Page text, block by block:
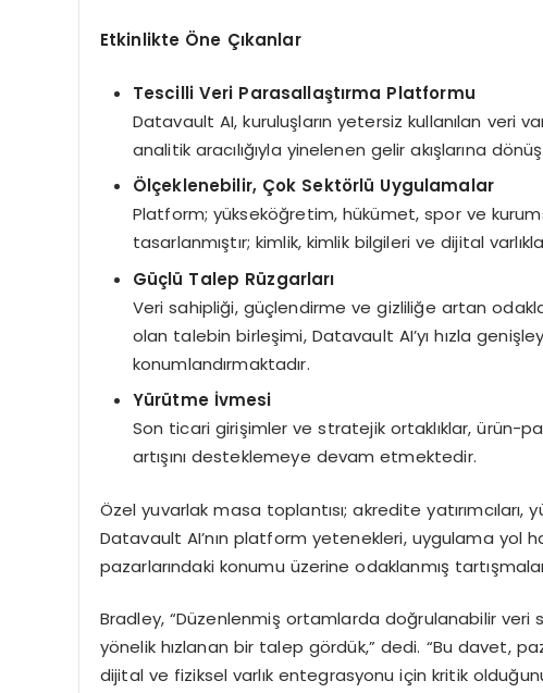
Etkinlikte Öne Çıkanlar
Tescilli Veri Parasallaştırma Platformu
Datavault AI, kuruluşların yetersiz kullanılan veri
analitik aracılığıyla yinelenen gelir akışlarına
Ölçeklenebilir, Çok Sektörlü Uygulamalar
Platform; yükseköğretim, hükümet, spor ve
tasarlanmıştır; kimlik, kimlik bilgileri ve dijital
Güçlü Talep Rüzgarları
Veri sahipliği, güçlendirme ve gizliliğe artan
olan talebin birleşimi, Datavault AI’yı hızla
konumlandırmaktadır.
Yürütme İvmesi
Son ticari girişimler ve stratejik ortaklıklar, ürün-
artışını desteklemeye devam etmektedir.
Özel yuvarlak masa toplantısı; akredite
Datavault AI’nın platform yetenekleri, uygulama yol
pazarlarındaki konumu üzerine odaklanmış
Bradley, “Düzenlenmiş ortamlarda doğrulanabilir
yönelik hızlanan bir talep gördük,” dedi. “Bu davet,
dijital ve fiziksel varlık entegrasyonu için kritik